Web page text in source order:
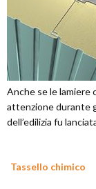
Anche se le lamiere
attenzione durante
dell’edilizia fu
Tassello chimico